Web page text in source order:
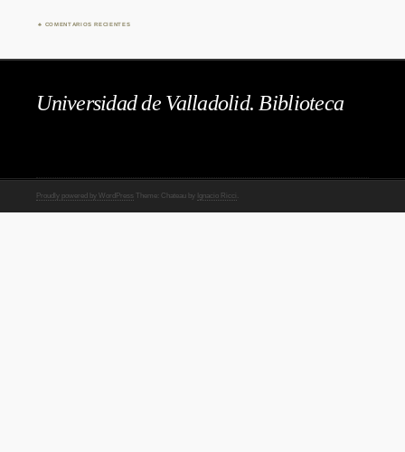
COMENTARIOS RECIENTES
Universidad de Valladolid. Biblioteca
Proudly powered by WordPress Theme: Chateau by Ignacio Ricci